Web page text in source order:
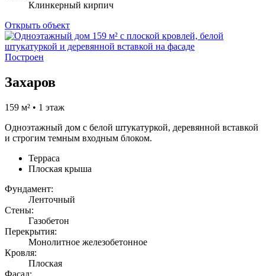
Клинкерный кирпич
Открыть объект
Построен
Захаров
159 м² • 1 этаж
Одноэтажный дом с белой штукатуркой, деревянной вставкой
и строгим темным входным блоком.
Терраса
Плоская крыша
Фундамент:
Ленточный
Стены:
Газобетон
Перекрытия:
Монолитное железобетонное
Кровля:
Плоская
Фасад: